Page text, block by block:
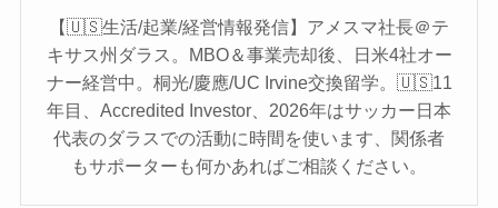
【🇺🇸生活/起業/経営情報発信】アメスマ社長＠テ
キサス州ダラス。MBO＆事業売却後、日米4社オー
ナー経営中。桐光/慶應/UC Irvine交換留学。🇺🇸11
年目、Accredited Investor、2026年はサッカー日本
代表のダラスでの活動に時間を使います、関係者
もサポーターも何かあればご相談ください。